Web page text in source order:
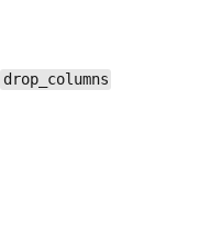
drop_columns